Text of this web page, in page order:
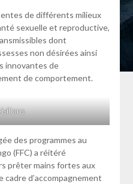
de différents milieux
sexuelle et reproductive,
dont
non désirées ainsi
innovantes de
de comportement.
des programmes au
(FFC) a réitéré
prêter mains fortes aux
cadre d’accompagnement